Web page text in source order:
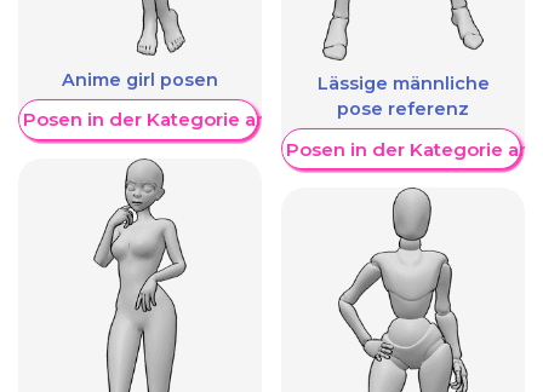
Anime girl posen
Posen in der Kategorie anzeigen
Lässige männliche
pose referenz
Weitere Posen in der Kategorie